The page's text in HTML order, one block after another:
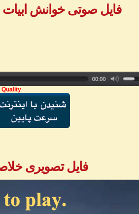
فایل صوتی خوانش ابیات
Quality
فایل تصویری